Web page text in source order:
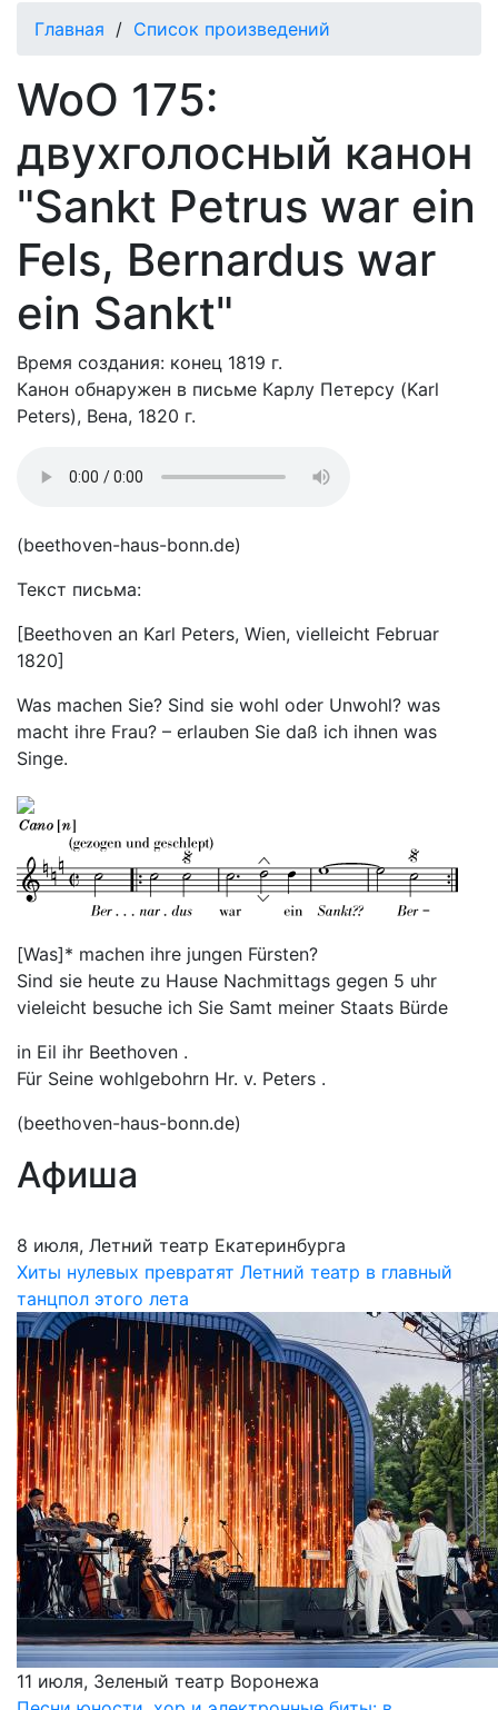
Главная / Список произведений
WoO 175:
двухголосный канон
"Sankt Petrus war ein
Fels, Bernardus war
ein Sankt"
Время создания: конец 1819 г.
Канон обнаружен в письме Карлу Петерсу (Karl
Peters), Вена, 1820 г.
(beethoven-haus-bonn.de)
Текст письма:
[Beethoven an Karl Peters, Wien, vielleicht Februar
1820]
Was machen Sie? Sind sie wohl oder Unwohl? was
macht ihre Frau? – erlauben Sie daß ich ihnen was
Singe.
[Was]* machen ihre jungen Fürsten?
Sind sie heute zu Hause Nachmittags gegen 5 uhr
vieleicht besuche ich Sie Samt meiner Staats Bürde
in Eil ihr Beethoven .
Für Seine wohlgebohrn Hr. v. Peters .
(beethoven-haus-bonn.de)
Афиша
8 июля, Летний театр Екатеринбурга
Хиты нулевых превратят Летний театр в главный
танцпол этого лета
11 июля, Зеленый театр Воронежа